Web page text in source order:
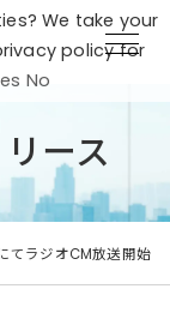
ース
てラジオCM放送開始
We take your
policy for
No